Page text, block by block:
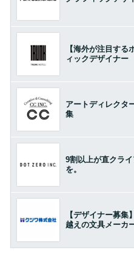
【海外が注目する
ィックデザイナー
アートディレクタ
集
9割以上が直クラ
を。
【デザイナー募集
越えの文具メーカ